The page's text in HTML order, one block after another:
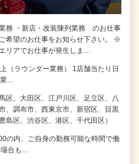
務 ・新店・改装陳列業務 のお仕事
希望のお仕事をお知らせ下さい。 ※
リアでお仕事が発生しま…
（ラウンダー業務） 1店舗当たり日
業…
区、大田区、江戸川区、足立区、八
、調布市、西東京市、新宿区、目黒
島区、渋谷区、港区、千代田区）
の内、ご自身の勤務可能な時間で働
場合も…